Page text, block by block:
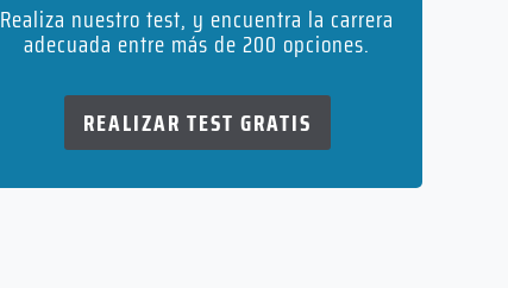
Realiza nuestro test, y encuentra la carrera
adecuada entre más de 200 opciones.
REALIZAR TEST GRATIS